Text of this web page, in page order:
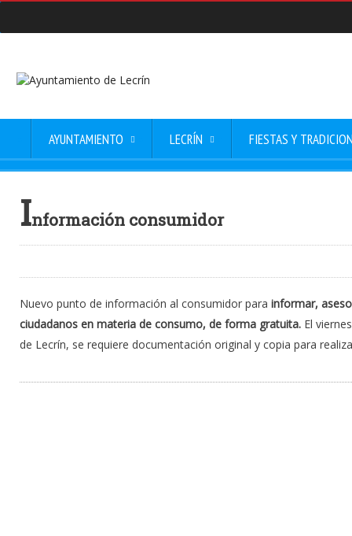
AYUNTAMIENTO LECRÍN FIESTAS Y
Información consumidor
Nuevo punto de información al consumidor para informar,
ciudadanos en materia de consumo, de forma gratuita. El
de Lecrín, se requiere documentación original y copia para